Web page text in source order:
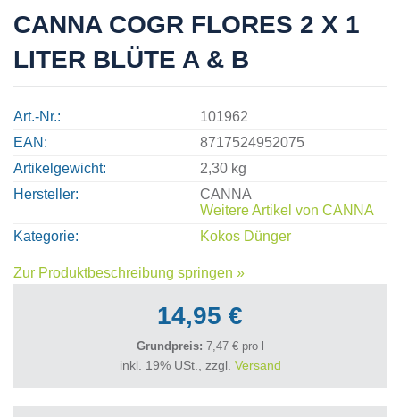
CANNA COGR FLORES 2 X 1
LITER BLÜTE A & B
Art.-Nr.
101962
EAN
8717524952075
Artikelgewicht
2,30 kg
Hersteller
CANNA
Weitere Artikel von CANNA
Kategorie
Kokos Dünger
Zur Produktbeschreibung springen »
14,95 €
Grundpreis: 7,47 € pro l
inkl. 19% USt., zzgl. Versand